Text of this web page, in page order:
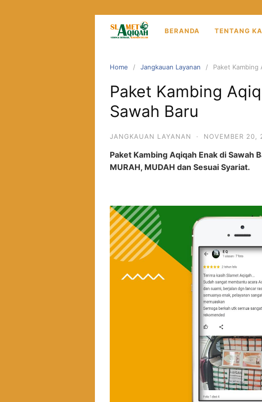
BERANDA TENTANG
Home Jangkauan Layanan Paket Kambing
Paket Kambing
Sawah Baru
JANGKAUAN LAYANAN · NOVEMBER 20,
Paket Kambing Aqiqah Enak di Sawah
MURAH, MUDAH dan Sesuai Syariat.